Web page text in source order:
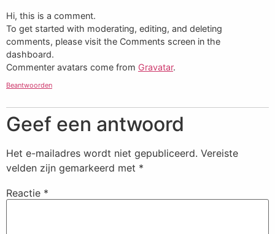
Hi, this is a comment.
To get started with moderating, editing, and deleting
comments, please visit the Comments screen in the
dashboard.
Commenter avatars come from Gravatar.
Beantwoorden
Geef een antwoord
Het e-mailadres wordt niet gepubliceerd. Vereiste
velden zijn gemarkeerd met *
Reactie *